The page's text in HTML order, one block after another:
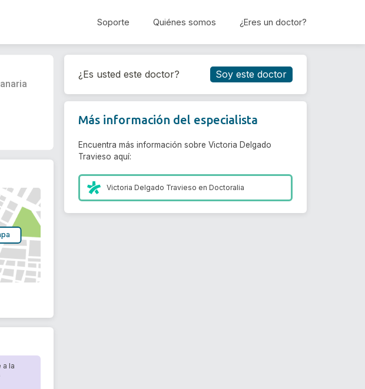
Soporte Quiénes somos ¿Eres un doctor?
Reservar cita
a la
¿Es usted este doctor? Soy este doctor
Más información del especialista
Encuentra más información sobre Victoria Delgado
Travieso aquí:
Victoria Delgado Travieso enDoctoralia